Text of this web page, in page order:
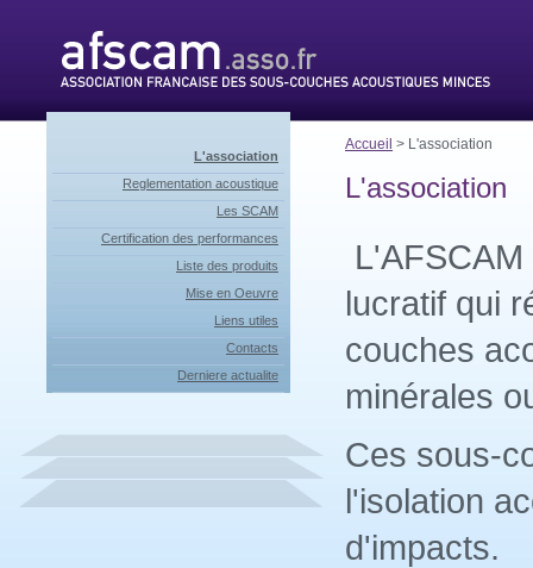
L'association
Reglementation acoustique
Les SCAM
Certification des performances
Liste des produits
Mise en Oeuvre
Liens utiles
Contacts
Derniere actualite
Accueil > L'association
L'association
lucratif qui
couches
minérales
Ces sous-
l'isolation
d'impacts.